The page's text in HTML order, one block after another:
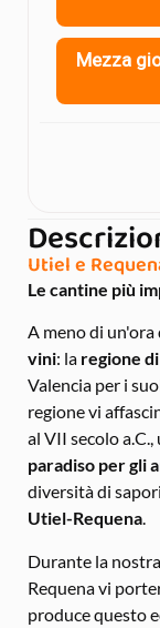
Utiel e
Le cantine più
A meno di un'ora
vini: la regione
Valencia per i
regione vi
al VII secolo
paradiso per gli
diversità di
Utiel-Requena.
Durante la
Requena vi
produce questo